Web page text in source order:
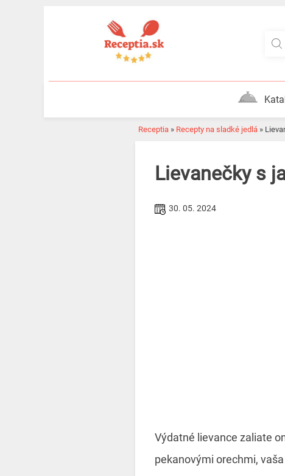
Receptia » Recepty na sladké jedlá »
Lievanečky s
30. 05. 2024
Výdatné lievance zaliate
pekanovými orechmi,